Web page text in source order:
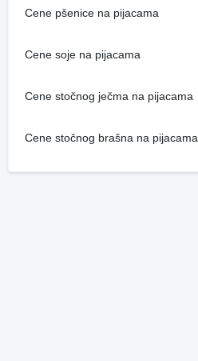
Cene pšenice na pijacama
Cene soje na pijacama
Cene stočnog ječma na pijacama
Cene stočnog brašna na pijacama